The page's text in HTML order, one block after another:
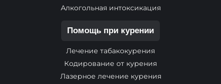
Алкогольная интоксикация
Помощь при курении
Лечение табакокурения
Кодирование от курения
Лазерное лечение курения